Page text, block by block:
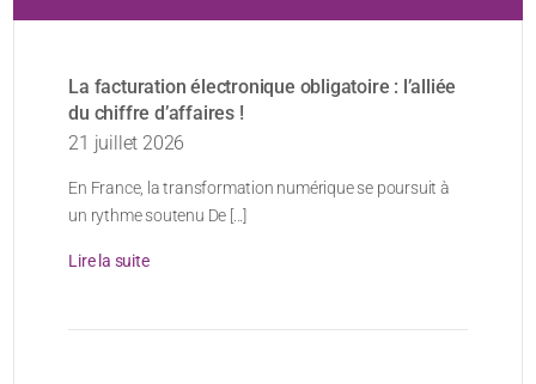
La facturation électronique obligatoire : l’alliée
du chiffre d’affaires !
21 juillet 2026
En France, la transformation numérique se poursuit à
un rythme soutenu De [...]
Lire la suite